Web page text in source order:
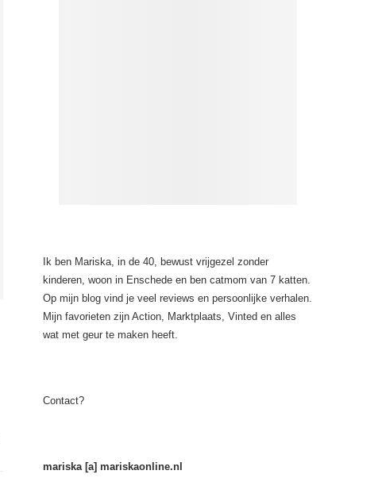
Ik ben Mariska, in de 40, bewust vrijgezel zonder
kinderen, woon in Enschede en ben catmom van 7 katten.
Op mijn blog vind je veel reviews en persoonlijke verhalen.
Mijn favorieten zijn Action, Marktplaats, Vinted en alles
wat met geur te maken heeft.
Contact?
mariska [a] mariskaonline.nl